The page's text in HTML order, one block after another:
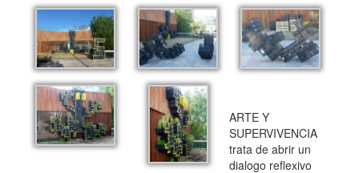
ARTE Y
SUPERVIVENCIA
trata de abrir un
dialogo reflexivo